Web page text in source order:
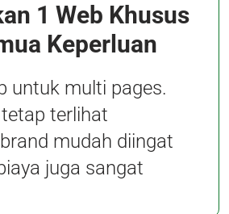
1 Web Khusus
Keperluan
untuk multi pages.
terlihat
mudah diingat
juga sangat